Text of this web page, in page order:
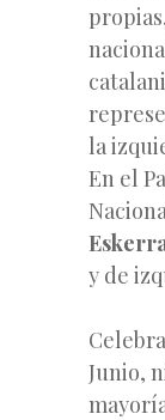
la
En el
y de
Junio,